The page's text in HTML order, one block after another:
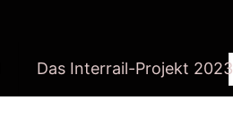
Das Interrail-Projekt 2023